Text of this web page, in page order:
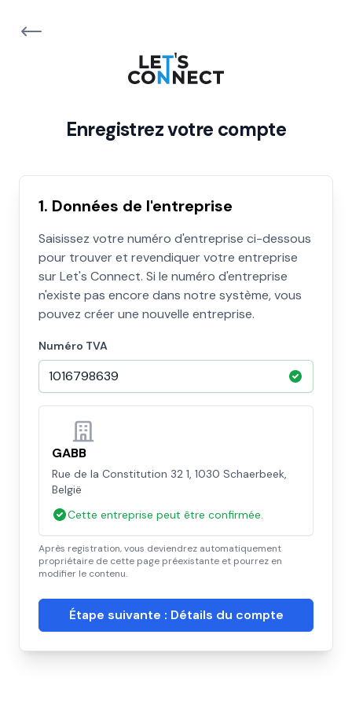
Enregistrez votre compte
1. Données de l'entreprise
Saisissez votre numéro d'entreprise ci-dessous
pour trouver et revendiquer votre entreprise
sur Let's Connect. Si le numéro d'entreprise
n'existe pas encore dans notre système, vous
pouvez créer une nouvelle entreprise.
Numéro TVA
GABB
Rue de la Constitution 32 1, 1030 Schaerbeek,
België
Cette entreprise peut être confirmée.
Après registration, vous deviendrez automatiquement
propriétaire de cette page préexistante et pourrez en
modifier le contenu.
Étape suivante : Détails du compte